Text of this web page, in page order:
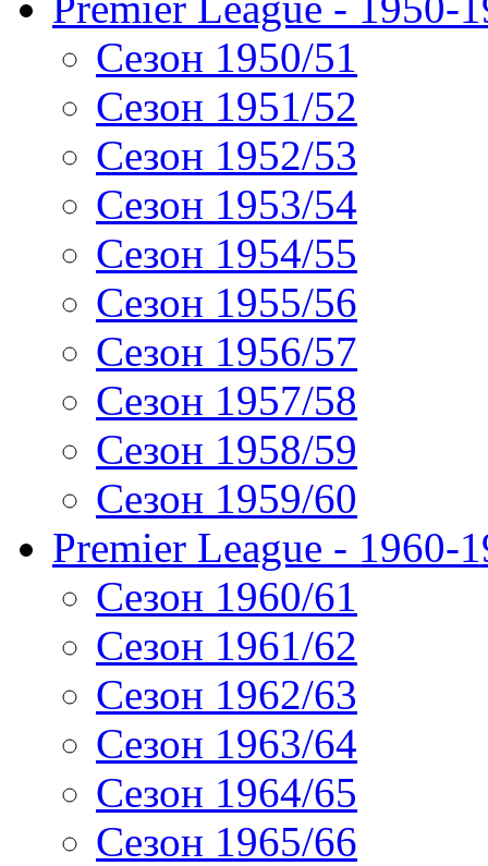
Сезон 1950/51
Сезон 1951/52
Сезон 1952/53
Сезон 1953/54
Сезон 1954/55
Сезон 1955/56
Сезон 1956/57
Сезон 1957/58
Сезон 1958/59
Сезон 1959/60
Premier League - 1960-
Сезон 1960/61
Сезон 1961/62
Сезон 1962/63
Сезон 1963/64
Сезон 1964/65
Сезон 1965/66